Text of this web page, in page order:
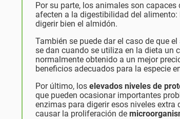
Por su parte, los animales son
afecten a la digestibilidad del
digerir bien el almidón.
También se puede dar el caso de que
se dan cuando se utiliza en la dieta un
normalmente obtenido a un mejor
beneficios adecuados para la especie
Por último, los elevados niveles de
que pueden ocasionar importantes
enzimas para digerir esos niveles extra
causar la proliferación de